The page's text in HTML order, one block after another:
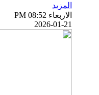
المزيد
الاربعاء PM 08:52
2026-01-21